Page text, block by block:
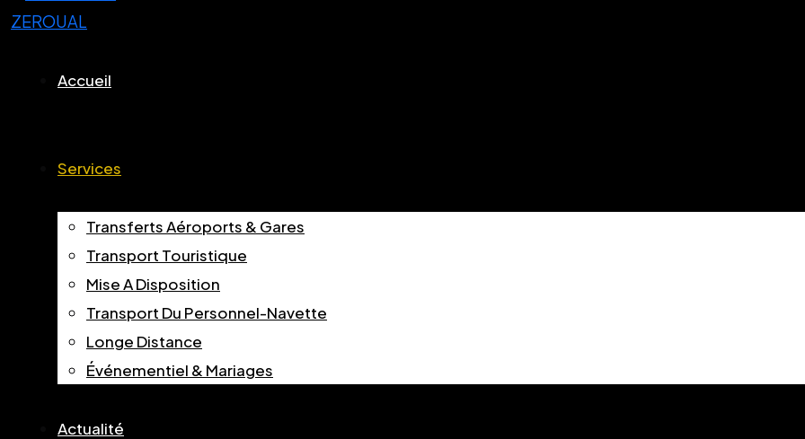
Accueil
Services
Transferts Aéroports & Gares
Transport Touristique
Mise A Disposition
Transport Du Personnel-Navette
Longe Distance
Événementiel & Mariages
Actualité